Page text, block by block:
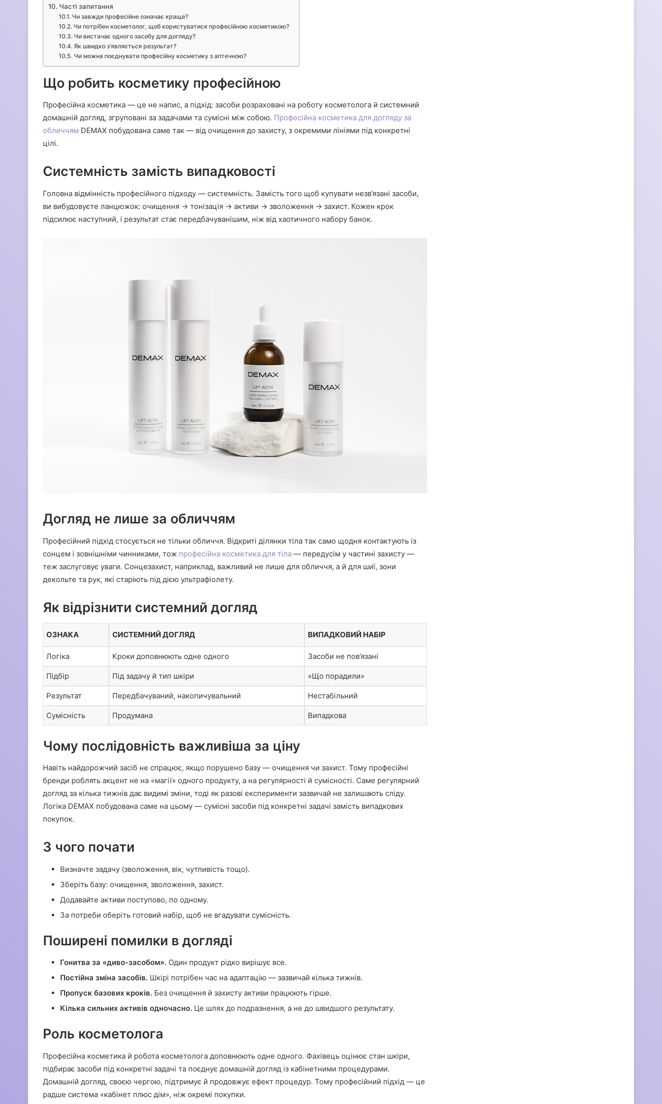
Часті запитання
Чи завжди професійне означає краще?
Чи потрібен косметолог, щоб користуватися професійною косметикою?
Чи вистачає одного засобу для догляду?
Як швидко з’являється результат?
Чи можна поєднувати професійну косметику з аптечною?
Що робить косметику професійною
Професійна косметика — це не напис, а підхід: засоби розраховані на роботу косметолога й системний
домашній догляд, згруповані за задачами та сумісні між собою. Професійна косметика для догляду за
обличчям DEMAX побудована саме так — від очищення до захисту, з окремими лініями під конкретні
цілі.
Системність замість випадковості
Головна відмінність професійного підходу — системність. Замість того щоб купувати незв’язані засоби,
ви вибудовуєте ланцюжок: очищення → тонізація → активи → зволоження → захист. Кожен крок
підсилює наступний, і результат стає передбачуванішим, ніж від хаотичного набору банок.
Догляд не лише за обличчям
Професійний підхід стосується не тільки обличчя. Відкриті ділянки тіла так само щодня контактують із
сонцем і зовнішніми чинниками, тож професійна косметика для тіла — передусім у частині захисту —
теж заслуговує уваги. Сонцезахист, наприклад, важливий не лише для обличчя, а й для шиї, зони
декольте та рук, які старіють під дією ультрафіолету.
Як відрізнити системний догляд
ОЗНАКА СИСТЕМНИЙ ДОГЛЯД ВИПАДКОВИЙ НАБІР
Логіка Кроки доповнюють одне одного Засоби не пов’язані
Підбір Під задачу й тип шкіри «Що порадили»
Результат Передбачуваний, накопичувальний Нестабільний
Сумісність Продумана Випадкова
Чому послідовність важливіша за ціну
Навіть найдорожчий засіб не спрацює, якщо порушено базу — очищення чи захист. Тому професійні
бренди роблять акцент не на «магії» одного продукту, а на регулярності й сумісності. Саме регулярний
догляд за кілька тижнів дає видимі зміни, тоді як разові експерименти зазвичай не залишають сліду.
Логіка DEMAX побудована саме на цьому — сумісні засоби під конкретні задачі замість випадкових
покупок.
З чого почати
Визначте задачу (зволоження, вік, чутливість тощо).
Зберіть базу: очищення, зволоження, захист.
Додавайте активи поступово, по одному.
За потреби оберіть готовий набір, щоб не вгадувати сумісність.
Поширені помилки в догляді
Гонитва за «диво-засобом». Один продукт рідко вирішує все.
Постійна зміна засобів. Шкірі потрібен час на адаптацію — зазвичай кілька тижнів.
Пропуск базових кроків. Без очищення й захисту активи працюють гірше.
Кілька сильних активів одночасно. Це шлях до подразнення, а не до швидшого результату.
Роль косметолога
Професійна косметика й робота косметолога доповнюють одне одного. Фахівець оцінює стан шкіри,
підбирає засоби під конкретні задачі та поєднує домашній догляд із кабінетними процедурами.
Домашній догляд, своєю чергою, підтримує й продовжує ефект процедур. Тому професійний підхід — це
радше система «кабінет плюс дім», ніж окремі покупки.